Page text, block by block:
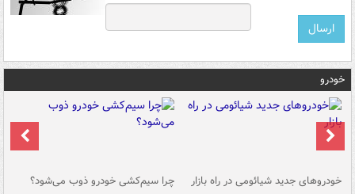
خودرو
خودروهای جدید شیائومی در راه بازار چرا سیم‌کشی خودرو ذوب می‌شود؟